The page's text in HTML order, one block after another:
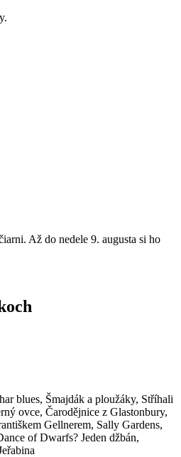
Až do nedele 9. augusta si ho
blues, Šmajdák a ploužáky, Stříhali
ovce, Čarodějnice z Glastonbury,
Gellnerem, Sally Gardens,
of Dwarfs? Jeden džbán,